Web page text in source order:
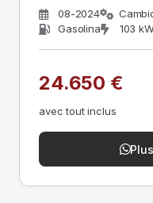
08-2024
Gasolina
103
24.650 €
avec tout inclus